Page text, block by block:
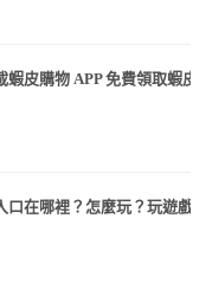
皮購物 APP 免費領取蝦皮
口在哪裡？怎麼玩？玩遊戲